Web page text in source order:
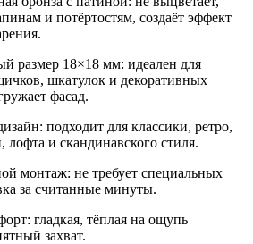
и потёртостям, создаёт эффект
размер 18×18 мм: идеален для
шкатулок и декоративных
фасад.
подходит для классики, ретро,
лофта и скандинавского стиля.
монтаж: не требует специальных
за считанные минуты.
гладкая, тёплая на ощупь
захват.